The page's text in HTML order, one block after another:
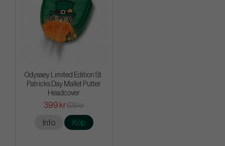
Odyssey Limited Edition St.
Patricks Day Mallet Putter
Headcover
399 kr629 kr
Info Köp